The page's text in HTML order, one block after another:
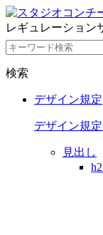
レギュレーション
検索
デザイン規定
デザイン規
見出し